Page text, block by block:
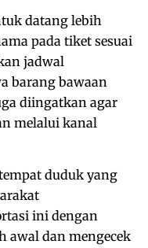
datang lebih
pada tiket sesuai
jadwal
barang bawaan
diingatkan agar
melalui kanal
duduk yang
ini dengan
awal dan mengecek